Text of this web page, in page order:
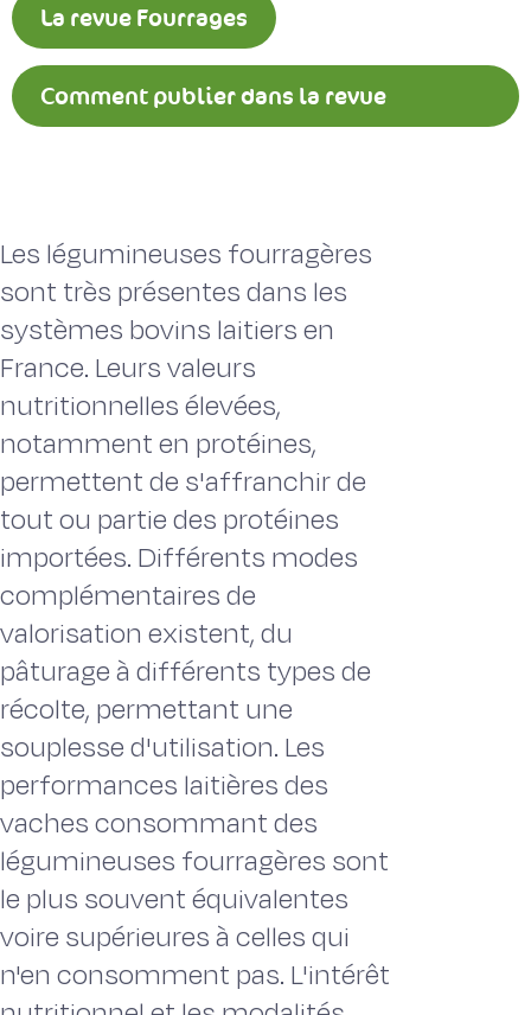
La revue Fourrages
Comment publier dans la revue
Les légumineuses fourragères
sont très présentes dans les
systèmes bovins laitiers en
France. Leurs valeurs
nutritionnelles élevées,
notamment en protéines,
permettent de s'affranchir de
tout ou partie des protéines
importées. Différents modes
complémentaires de
valorisation existent, du
pâturage à différents types de
récolte, permettant une
souplesse d'utilisation. Les
performances laitières des
vaches consommant des
légumineuses fourragères sont
le plus souvent équivalentes
voire supérieures à celles qui
n'en consomment pas. L'intérêt